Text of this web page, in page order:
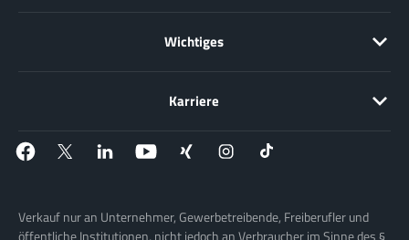
Wichtiges
Karriere
Verkauf nur an Unternehmer, Gewerbetreibende, Freiberufler und
öffentliche Institutionen, nicht jedoch an Verbraucher im Sinne des §